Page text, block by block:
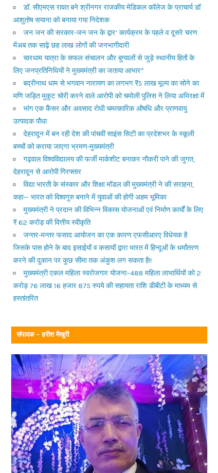
डॉ. सीएमएस रावत बने श्रीनगर राजकीय मेडिकल कॉलेज के प्राचार्य डॉ
आशुतोष सयाना को बनाया गया निदेशक
जन जन की सरकार-जन जन के द्वार’ कार्यक्रम के पहले व दूसरे चरण
मेंअब तक साढ़े छह लाख लोगों की जनभागीदारी
चारधाम यात्रा के सफल संचालन और बुग्यालों से जुड़े स्थानीय हितों के
लिए जनप्रतिनिधियों ने मुख्यमंत्री का जताया आभार*
बद्रीनाथ धाम से भगवान नारायण का लगभग ₹5 लाख मूल्य का सोने का
मणि जड़ित मुकुट चोरी करने वाले आरोपी को चमोली पुलिस ने लिया अभिरक्षा में
भांग एक कैंसर और अवसाद रोधी चमत्कारिक औषधि और प्राणवायु
उत्पादक पौधा
देहरादून में बन रही देश की पांचवीं साइंस सिटी का प्रदेशभर के स्कूली
बच्चों को कराया जाएगा भ्रमण-मुख्यमंत्री
गढ़वाल विश्वविद्यालय की फर्जी मार्कशीट बनाकर नौकरी पाने की जुगत,
देहरादून से आरोपी गिरफ्तार
विद्या भारती के संस्कार और शिक्षा मॉडल की मुख्यमंत्री ने की सराहना,
कहा— भारत को विश्वगुरु बनाने में युवाओं की होगी अहम भूमिका
मुख्यमंत्री ने प्रदान की विभिन्न विकास योजनाओं एवं निर्माण कार्यों के लिए
₹ 62 करोड़ की वित्तीय स्वीकृति
जन्तर-मन्तर फसाद आयोजन का एक कारण एफसीआरए विधेयक है
जिसके पास होने के बाद इसाईयों व कसायों द्वारा भारत में हिन्दूओं के धर्मांतरण
करने की दुकान पर कुछ सीमा तक अंकुश लग सकता है!!
मुख्यमंत्री एकल महिला स्वरोजगार योजना–488 महिला लाभार्थियों को 2
करोड़ 76 लाख 16 हजार 875 रुपये की सहायता राशि डीबीटी के माध्यम से
हस्तांतरित
संपादक – हरीश मैखुरी